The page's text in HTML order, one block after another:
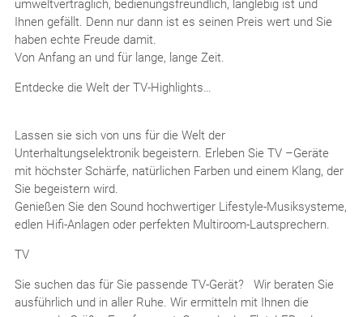
umweltverträglich, bedienungsfreundlich, langlebig ist und
Ihnen gefällt. Denn nur dann ist es seinen Preis wert und Sie
haben echte Freude damit.
Von Anfang an und für lange, lange Zeit.
Entdecke die Welt der TV-Highlights…
Lassen sie sich von uns für die Welt der
Unterhaltungselektronik begeistern. Erleben Sie TV –Geräte
mit höchster Schärfe, natürlichen Farben und einem Klang, der
Sie begeistern wird.
Genießen Sie den Sound hochwertiger Lifestyle-Musiksysteme,
edlen Hifi-Anlagen oder perfekten Multiroom-Lautsprechern.
TV
Sie suchen das für Sie passende TV-Gerät? Wir beraten Sie
ausführlich und in aller Ruhe. Wir ermitteln mit Ihnen die